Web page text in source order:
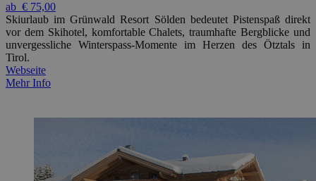
ab € 75,00
Skiurlaub im Grünwald Resort Sölden bedeutet Pistenspaß direkt
vor dem Skihotel, komfortable Chalets, traumhafte Bergblicke und
unvergessliche Winterspass-Momente im Herzen des Ötztals in
Tirol.
Webseite
Mehr Info